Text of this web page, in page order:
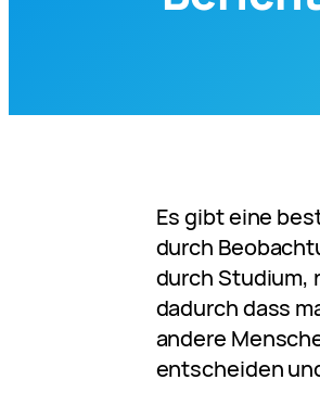
Es gibt eine
durch
durch Studium,
dadurch dass
andere
entscheiden